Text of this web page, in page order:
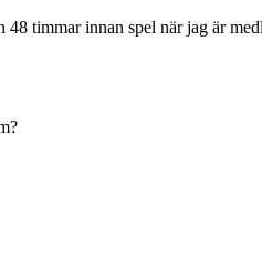
timmar innan spel när jag är